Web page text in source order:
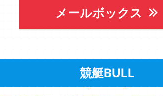
メールボックス
競艇BULL